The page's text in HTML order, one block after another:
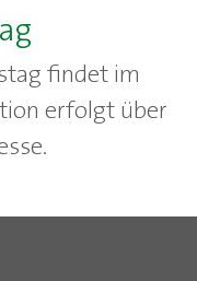
findet im
erfolgt über